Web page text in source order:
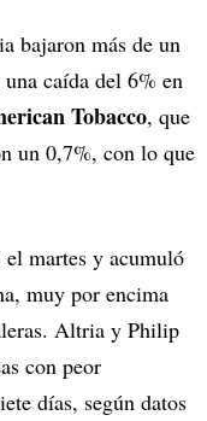
bajaron más de un
caída del 6% en
Tobacco, que
un 0,7%, con lo que
martes y acumuló
muy por encima
Altria y Philip
con peor
días, según datos